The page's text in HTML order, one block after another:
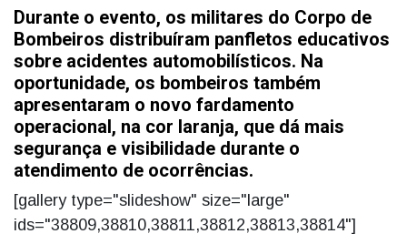
Durante o evento, os militares do Corpo de
Bombeiros distribuíram panfletos educativos
sobre acidentes automobilísticos. Na
oportunidade, os bombeiros também
apresentaram o novo fardamento
operacional, na cor laranja, que dá mais
segurança e visibilidade durante o
atendimento de ocorrências.
[gallery type="slideshow" size="large"
ids="38809,38810,38811,38812,38813,38814"]